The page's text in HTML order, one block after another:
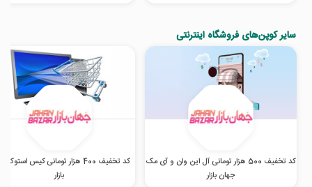
سایر کوپن‌های فروشگاه اینترنتی
کد تخفیف 500 هزار تومانی آل این وان و آی مک
جهان بازار
کد تخفیف 400 هزار تومانی کیس
بازار